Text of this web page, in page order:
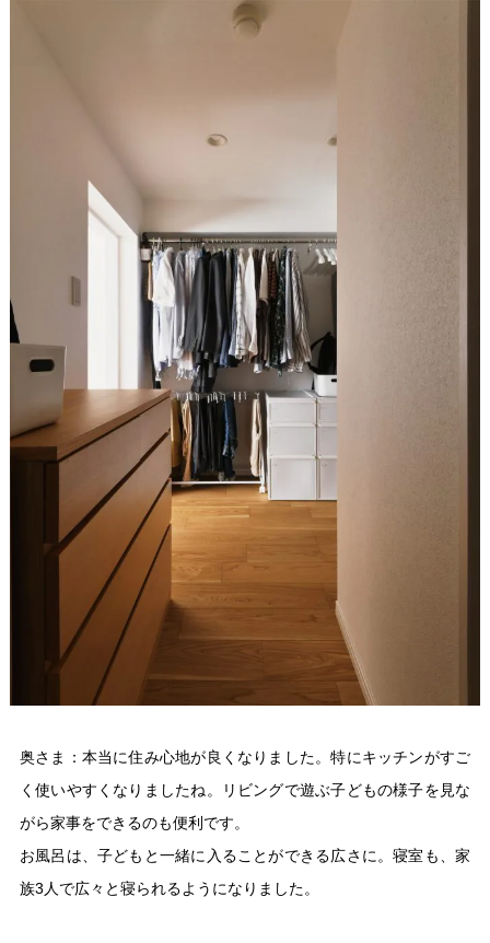
奥さま：本当に住み心地が良くなりました。特にキッチンがすご
く使いやすくなりましたね。リビングで遊ぶ子どもの様子を見な
がら家事をできるのも便利です。
お風呂は、子どもと一緒に入ることができる広さに。寝室も、家
族3人で広々と寝られるようになりました。